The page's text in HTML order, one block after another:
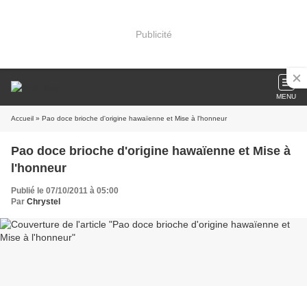
Publicité
MENU
Accueil » Pao doce brioche d'origine hawaïenne et Mise à l'honneur
Pao doce brioche d'origine hawaïenne et Mise à
l'honneur
Publié le 07/10/2011 à 05:00
Par Chrystel